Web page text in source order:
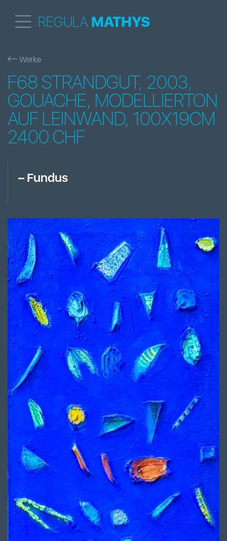
REGULA MATHYS
Werke
F68 STRANDGUT, 2003,
GOUACHE, MODELLIERTON
AUF LEINWAND, 100X19CM
2400 CHF
– Fundus